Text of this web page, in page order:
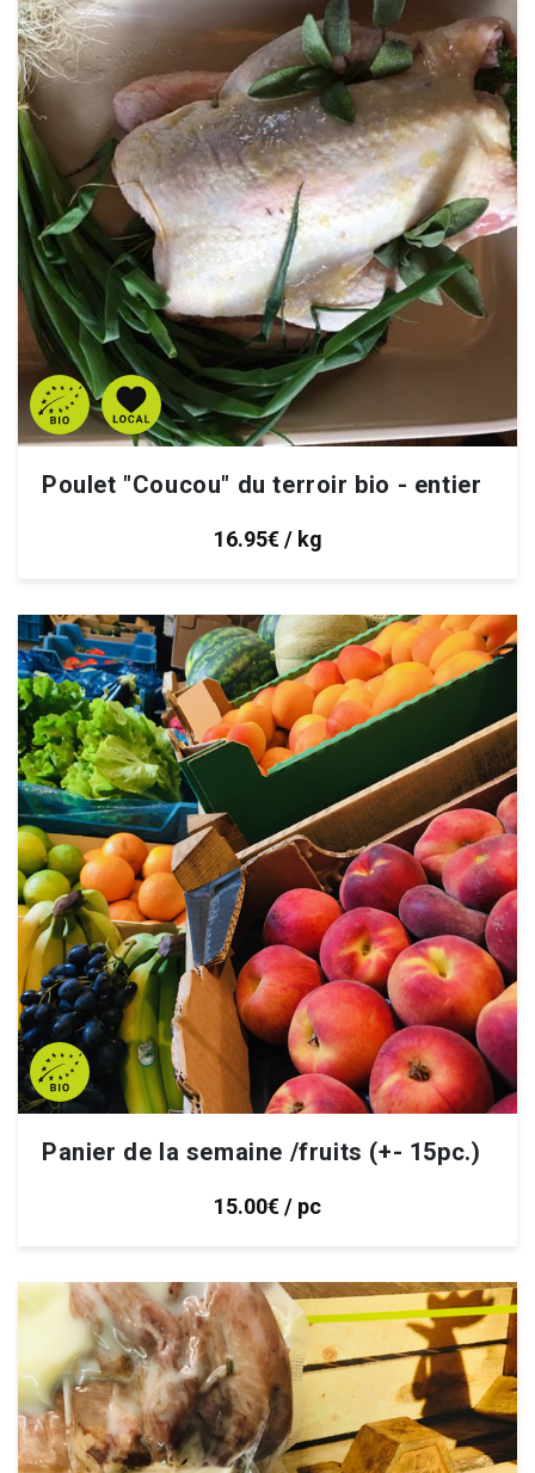
Poulet "Coucou" du terroir bio - entier
16.95€ / kg
Panier de la semaine /fruits (+- 15pc.)
15.00€ / pc